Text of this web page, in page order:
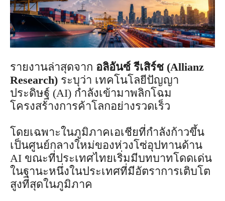
รายงานล่าสุดจาก อลิอันซ์ รีเสิร์ช (Allianz
Research) ระบุว่า เทคโนโลยีปัญญา
ประดิษฐ์ (AI) กำลังเข้ามาพลิกโฉม
โครงสร้างการค้าโลกอย่างรวดเร็ว
โดยเฉพาะในภูมิภาคเอเชียที่กำลังก้าวขึ้น
เป็นศูนย์กลางใหม่ของห่วงโซ่อุปทานด้าน
AI ขณะที่ประเทศไทยเริ่มมีบทบาทโดดเด่น
ในฐานะหนึ่งในประเทศที่มีอัตราการเติบโต
สูงที่สุดในภูมิภาค